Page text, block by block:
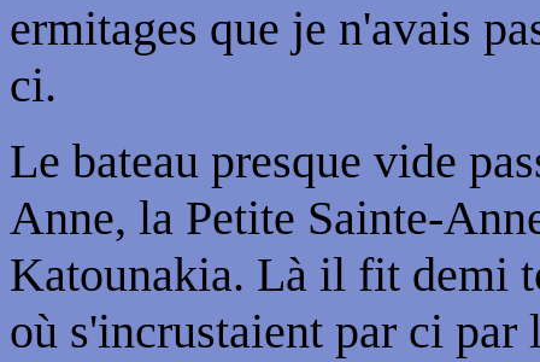
ermitages que je n'avais
ci.
Le bateau presque vide
Anne, la Petite Sainte-
Katounakia. Là il fit demi
où s'incrustaient par ci par